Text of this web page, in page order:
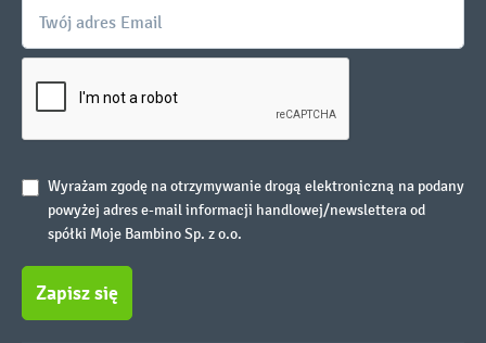
Wyrażam zgodę na otrzymywanie drogą elektroniczną na podany
powyżej adres e-mail informacji handlowej/newslettera od
spółki Moje Bambino Sp. z o.o.
Zapisz się